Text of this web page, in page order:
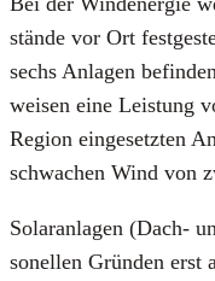
stän­de vor Ort
sechs Anla­gen
wei­sen eine Leis­tung
Regi­on ein­ge­setz­ten
schwa­chen Wind von
Solar­an­la­gen (Dach-
so­nel­len Grün­den erst